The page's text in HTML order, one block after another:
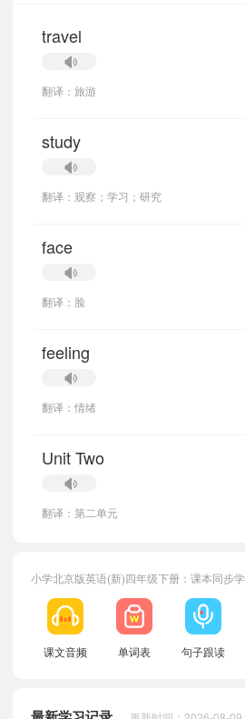
travel
翻译：旅游
study
翻译：观察；学习；研究
face
翻译：脸
feeling
翻译：情绪
Unit Two
翻译：第二单元
小学北京版英语(新)四年级下册：课本同步学
课文音频 单词表 句子跟读